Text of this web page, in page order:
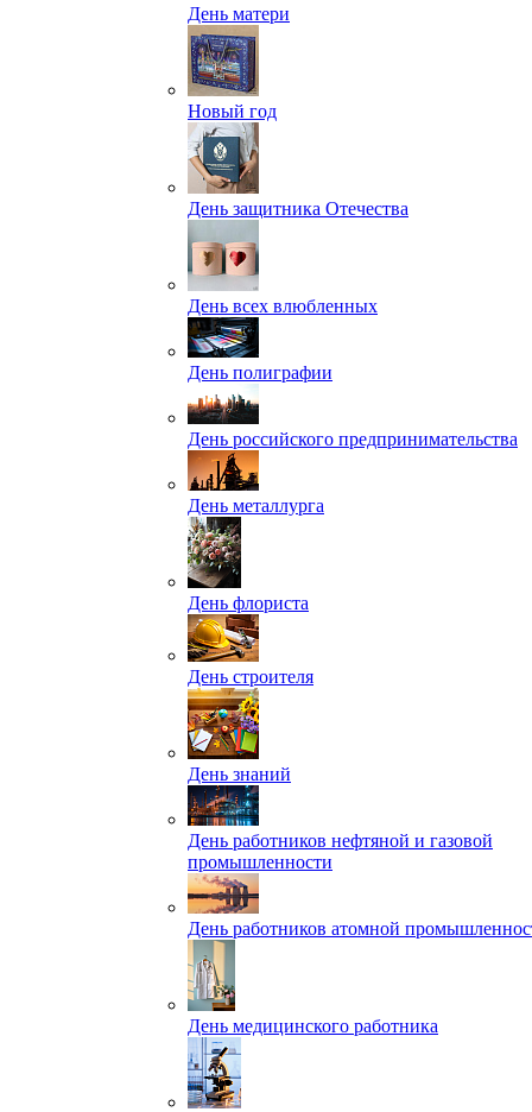
День матери
Новый год
День защитника Отечества
День всех влюбленных
День полиграфии
День российского предпринимательства
День металлурга
День флориста
День строителя
День знаний
День работников нефтяной и газовой
промышленности
День работников атомной
День медицинского работника